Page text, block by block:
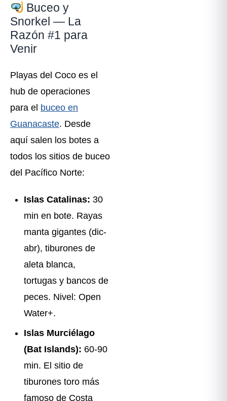
Buceo y
Snorkel — La
Razón #1 para
Venir
Playas del Coco es el
hub de operaciones
para el buceo en
Guanacaste. Desde
aquí salen los botes a
todos los sitios de buceo
del Pacífico Norte:
Islas Catalinas: 30
min en bote. Rayas
manta gigantes (dic-
abr), tiburones de
aleta blanca,
tortugas y bancos de
peces. Nivel: Open
Water+.
Islas Murciélago
(Bat Islands): 60-90
min. El sitio de
tiburones toro más
famoso de Costa